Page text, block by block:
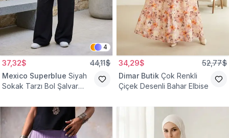
4
37,32$ 44,11$
Mexico Superblue Siyah
Sokak Tarzı Bol Şalvar
34,29$ 52,77$
Dimar Butik Çok Renkli
Çiçek Desenli Bahar Elbise